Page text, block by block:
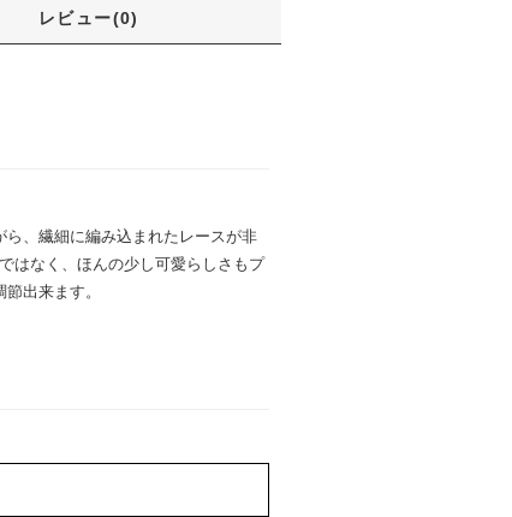
レビュー(0)
、繊細に編み込まれたレースが非
はなく、ほんの少し可愛らしさもプ
出来ます。